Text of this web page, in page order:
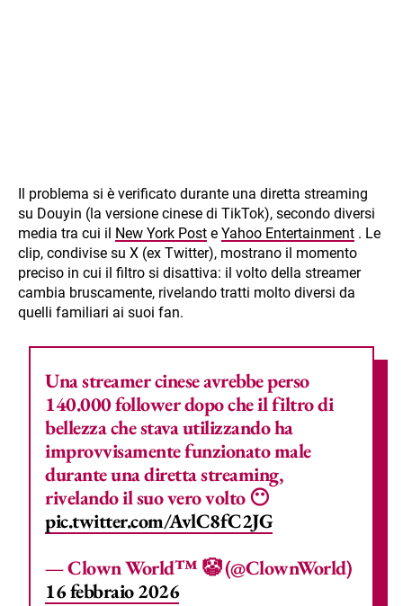
Il problema si è verificato durante una diretta streaming
su Douyin (la versione cinese di TikTok), secondo diversi
media tra cui il New York Post e Yahoo Entertainment . Le
clip, condivise su X (ex Twitter), mostrano il momento
preciso in cui il filtro si disattiva: il volto della streamer
cambia bruscamente, rivelando tratti molto diversi da
quelli familiari ai suoi fan.
Una streamer cinese avrebbe perso
140.000 follower dopo che il filtro di
bellezza che stava utilizzando ha
improvvisamente funzionato male
durante una diretta streaming,
rivelando il suo vero volto 😶
pic.twitter.com/AvlC8fC2JG
— Clown World™ 🤡 (@ClownWorld)
16 febbraio 2026